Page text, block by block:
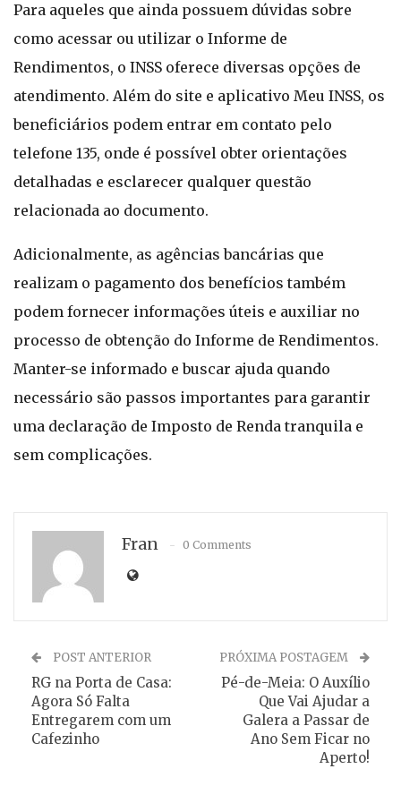
Para aqueles que ainda possuem dúvidas sobre
como acessar ou utilizar o Informe de
Rendimentos, o INSS oferece diversas opções de
atendimento. Além do site e aplicativo Meu INSS, os
beneficiários podem entrar em contato pelo
telefone 135, onde é possível obter orientações
detalhadas e esclarecer qualquer questão
relacionada ao documento.
Adicionalmente, as agências bancárias que
realizam o pagamento dos benefícios também
podem fornecer informações úteis e auxiliar no
processo de obtenção do Informe de Rendimentos.
Manter-se informado e buscar ajuda quando
necessário são passos importantes para garantir
uma declaração de Imposto de Renda tranquila e
sem complicações.
Fran 0 Comments
POST ANTERIOR
RG na Porta de Casa:
Agora Só Falta
Entregarem com um
Cafezinho
PRÓXIMA POSTAGEM
Pé-de-Meia: O Auxílio
Que Vai Ajudar a
Galera a Passar de
Ano Sem Ficar no
Aperto!